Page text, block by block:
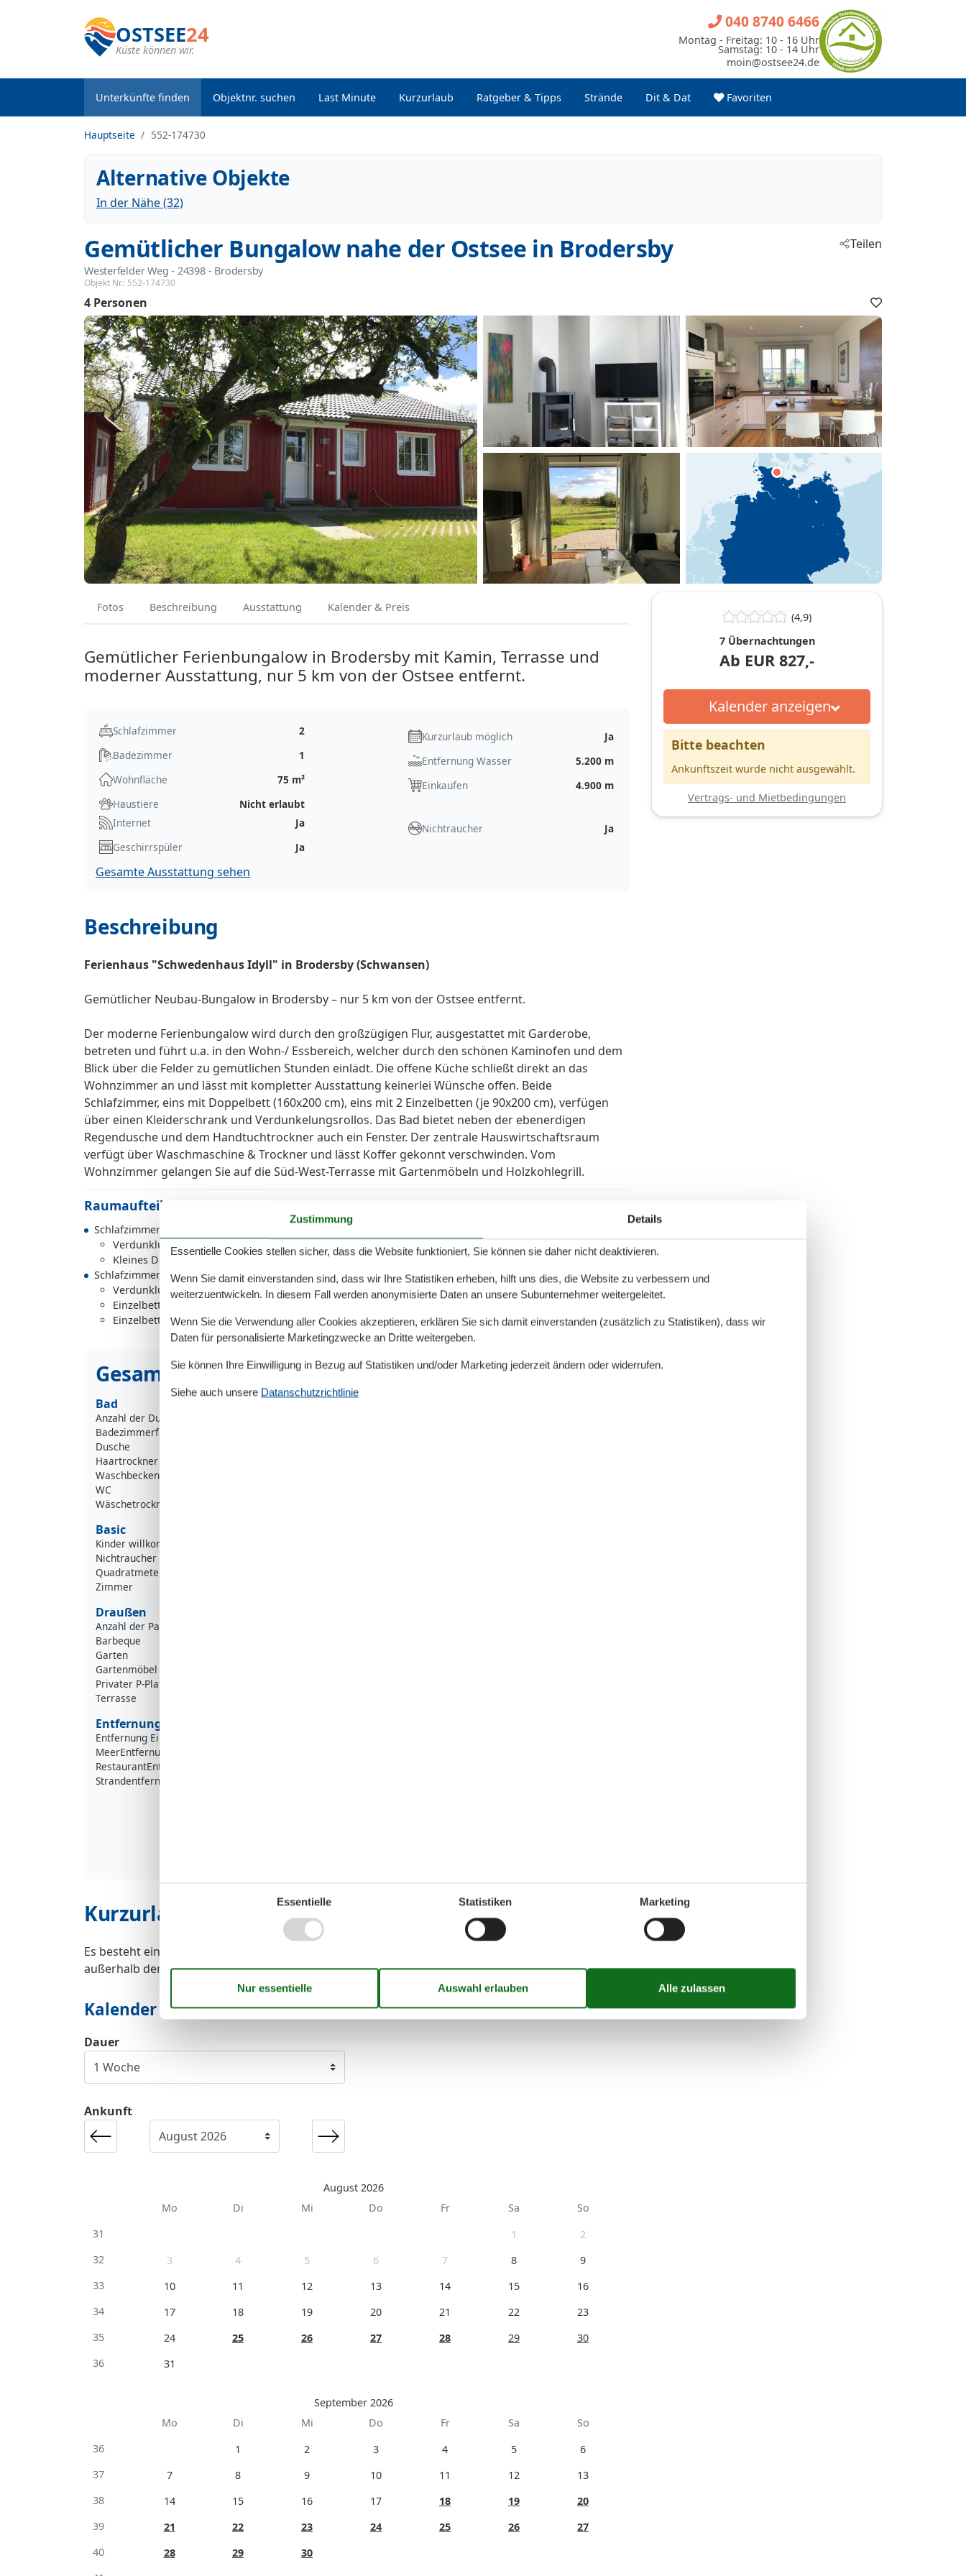
OSTSEE24
Küste können wir.
Unterkünfte finden Objektnr. suchen Last Minute Kurzurlaub Ratgeber & Tipps Strände Dit & Dat Favoriten
040 8740 6466
Montag - Freitag: 10 - 16 Uhr
Samstag: 10 - 14 Uhr
moin@ostsee24.de
Hauptseite 552-174730
Alternative Objekte
In der Nähe (32)
Gemütlicher Bungalow nahe der Ostsee in Brodersby
Westerfelder Weg - 24398 - Brodersby
Objekt Nr.: 552-174730
Teilen
4 Personen
Fotos Beschreibung Ausstattung Kalender & Preis
Gemütlicher Ferienbungalow in Brodersby mit Kamin, Terrasse und
moderner Ausstattung, nur 5 km von der Ostsee entfernt.
Schlafzimmer
2
Badezimmer
1
Wohnfläche
75 m²
Haustiere
Nicht erlaubt
Kurzurlaub möglich
Ja
Entfernung Wasser
5.200 m
Einkaufen
4.900 m
Internet
Ja
Geschirrspüler
Ja
Nichtraucher Ja
Gesamte Ausstattung sehen
Beschreibung
Ferienhaus "Schwedenhaus Idyll" in Brodersby (Schwansen)
Gemütlicher Neubau-Bungalow in Brodersby – nur 5 km von der Ostsee entfernt.
Der moderne Ferienbungalow wird durch den großzügigen Flur, ausgestattet mit Garderobe,
betreten und führt u.a. in den Wohn-/ Essbereich, welcher durch den schönen Kaminofen und dem
Blick über die Felder zu gemütlichen Stunden einlädt. Die offene Küche schließt direkt an das
Wohnzimmer an und lässt mit kompletter Ausstattung keinerlei Wünsche offen. Beide
Schlafzimmer, eins mit Doppelbett (160x200 cm), eins mit 2 Einzelbetten (je 90x200 cm), verfügen
über einen Kleiderschrank und Verdunkelungsrollos. Das Bad bietet neben der ebenerdigen
Regendusche und dem Handtuchtrockner auch ein Fenster. Der zentrale Hauswirtschaftsraum
verfügt über Waschmaschine & Trockner und lässt Koffer gekonnt verschwinden. Vom
Wohnzimmer gelangen Sie auf die Süd-West-Terrasse mit Gartenmöbeln und Holzkohlegrill.
Raumaufteilung
Schlafzimmer, 2 Personen
Verdunklungsvorhänge, Kleiderschrank
Kleines Doppelbett (Offenes Fußteil)
Schlafzimmer, 2 Personen
Verdunklungsvorhänge, Kleiderschrank
Einzelbett (Offenes Fußteil)
Einzelbett (Offenes Fußteil)
Gesamte Ausstattung
Bad
Anzahl der Duschen
Badezimmerfenster
Dusche
Haartrockner
Waschbecken
WC
Wäschetrockner
Basic
Kinder willkommen
Nichtraucher
Quadratmeter
Zimmer
Draußen
Anzahl der Parkplätze
Barbeque
Garten
Gartenmöbel
Privater P-Platz
Terrasse
Entfernung
Entfernung Einkauf
MeerEntfernung
RestaurantEntfernung
Strandentfernung
Kurzurlaub
Es besteht eine begrenzte Möglichkeit das ganze Jahr einen Kurzurlaub zu machen, typischerweise
außerhalb der Hochsaison.
Kalender
Ankunft
August 2026
Mo
Di Mi Do Fr Sa
So
31
1
2
32
3 4 5 6 7 8
9
33
10 11 12 13 14 15
16
34
17 18 19 20 21 22
23
35
24 25 26 27 28 29
30
36
31
September 2026
Mo
Di Mi Do Fr Sa
So
36
1 2 3 4 5
6
37
7 8 9 10 11 12
13
38
14 15 16 17 18 19
20
39
21 22 23 24 25 26
27
40
28 29
30
Dauer
(4,9)
7 Übernachtungen
Ab EUR 827,-
Kalender anzeigen
Bitte beachten
Ankunftszeit wurde nicht ausgewählt.
Vertrags- und Mietbedingungen
Zustimmung Details
Essentielle Cookies stellen sicher, dass die Website funktioniert, Sie können sie daher nicht deaktivieren.
Wenn Sie damit einverstanden sind, dass wir Ihre Statistiken erheben, hilft uns dies, die Website zu verbessern und
weiterzuentwickeln. In diesem Fall werden anonymisierte Daten an unsere Subunternehmer weitergeleitet.
Wenn Sie die Verwendung aller Cookies akzeptieren, erklären Sie sich damit einverstanden (zusätzlich zu Statistiken), dass wir
Daten für personalisierte Marketingzwecke an Dritte weitergeben.
Sie können Ihre Einwilligung in Bezug auf Statistiken und/oder Marketing jederzeit ändern oder widerrufen.
Siehe auch unsere Datanschutzrichtlinie
Essentielle Statistiken Marketing